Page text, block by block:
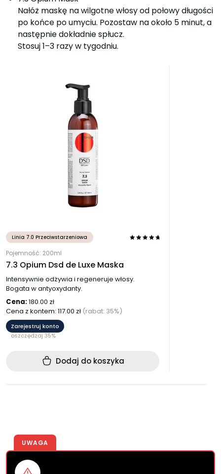
Nałóż maskę na wilgotne włosy od połowy długości
po końce po umyciu. Pozostaw na około 5 minut, a
następnie dokładnie spłucz.
Stosuj 1–3 razy w tygodniu.
Linia 7.0 Przeciwstarzeniowa
Pojemność: 200ml
7.3 Opium Dsd de Luxe Maska
Intensywnie odżywia i regeneruje włosy.
Bogata w antyoxydanty.
Cena:180.00 zł
Cena z kontem: 117.00 zł (rabat: 35%)
Zarejestruj konto
oszczędzaj 35%
Dodaj do koszyka
UWAGA